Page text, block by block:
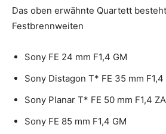
Das oben erwähnte Quartett
Festbrennweiten
Sony FE 24 mm F1,4 GM
Sony Distagon T* FE 35 mm F1,4
Sony Planar T* FE 50 mm F1,4 ZA
Sony FE 85 mm F1,4 GM